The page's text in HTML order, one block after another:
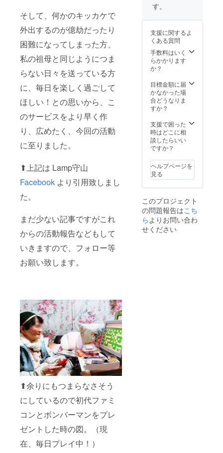
そして、何かのキッカケで
外出するのが億劫だったり
困難になってしまった方、
私の祖母と同じようにつま
らない日々を送っている方
に、毎日を楽しく過ごして
ほしい！との思いから、こ
のサービスをより早く作
り、広めたく、今回の活動
に至りました。
⬆︎上記は Lamp守山
Facebook より引用致しまし
た。
まだ少ない記事ですがこれ
からの活動報告などもして
いきますので、フォロー等
お願い致します。
⬆︎余りにもつまらなさそう
にしているので初代ファミ
コンとボンバーマンをプレ
ゼントした時の図。（現
在、毎日プレイ中！）
る事が
す。 ※
掲載期
間は掲
載開始
から1年
る。 ※
掲載に
あた
り“相応
い”と判
断した
場合
は、掲
かねま
すので
ご了承
下さ
す。
支援に関するよ
くある質問
手数料はいく
らかかります
か？
目標金額に届
かなかった場
合どうなりま
すか？
支援で困った
時はどこに相
談したらいい
ですか？
ヘルプページを
見る
このプロジェクト
の問題報告はこち
ら よりお問い合わ
せください